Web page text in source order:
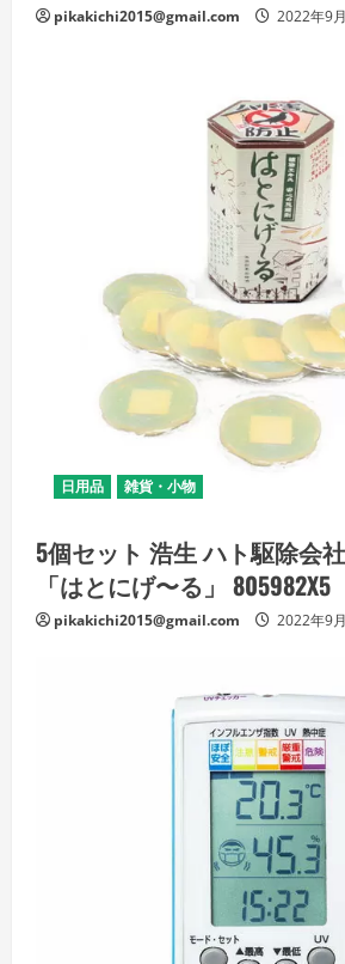
pikakichi2015@gmail.com 2022年9
日用品 雑貨・小物
5個セット 浩生 ハト駆除会
「はとにげ〜る」 805982X5
pikakichi2015@gmail.com 2022年9